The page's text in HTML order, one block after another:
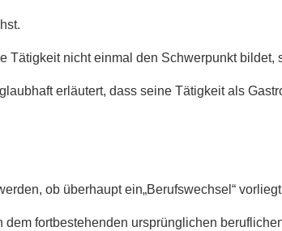
Tätigkeit nicht einmal den Schwerpunkt
erläutert, dass seine Tätigkeit als
ob überhaupt ein„Berufswechsel“
fortbestehenden ursprünglichen